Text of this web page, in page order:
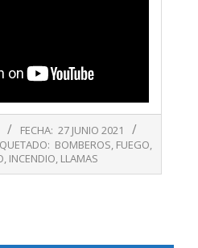
FECHA: 27 JUNIO 2021
BOMBEROS, FUEGO,
, INCENDIO, LLAMAS